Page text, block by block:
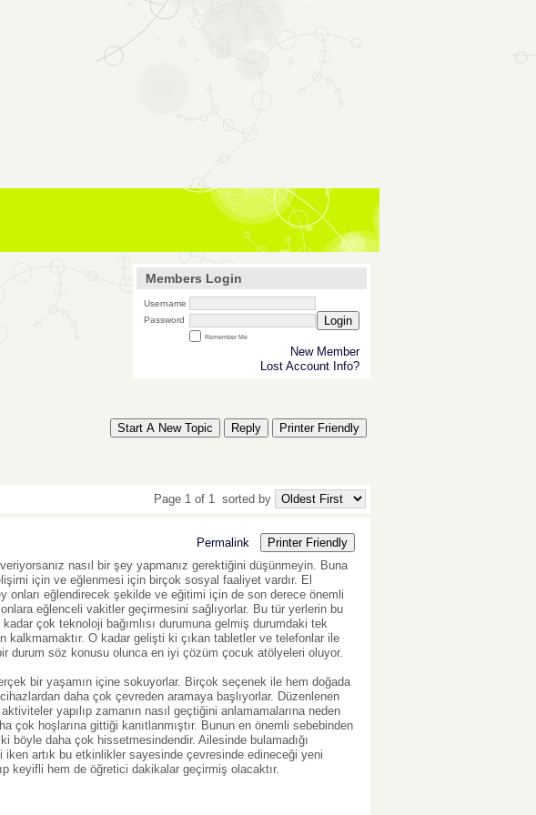
Members Login
Username
Password
Login
Remember Me
New Member
Lost Account Info?
Start A New Topic Reply Printer Friendly
Page 1 of 1 sorted by
Permalink
Printer Friendly
nasıl bir şey yapmanız gerektiğini düşünmeyin. Buna
için ve eğlenmesi için birçok sosyal faaliyet vardır. El
onları eğlendirecek şekilde ve eğitimi için de son derece önemli
eğlenceli vakitler geçirmesini sağlıyorlar. Bu tür yerlerin bu
çok teknoloji bağımlısı durumuna gelmiş durumdaki tek
kalkmamaktır. O kadar gelişti ki çıkan tabletler ve telefonlar ile
durum söz konusu olunca en iyi çözüm çocuk atölyeleri oluyor.
bir yaşamın içine sokuyorlar. Birçok seçenek ile hem doğada
daha çok çevreden aramaya başlıyorlar. Düzenlenen
yapılıp zamanın nasıl geçtiğini anlamamalarına neden
çok hoşlarına gittiği kanıtlanmıştır. Bunun en önemli sebebinden
böyle daha çok hissetmesindendir. Ailesinde bulamadığı
artık bu etkinlikler sayesinde çevresinde edineceği yeni
keyifli hem de öğretici dakikalar geçirmiş olacaktır.